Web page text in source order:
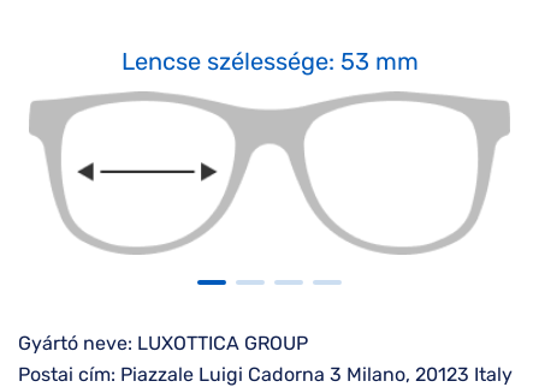
Lencse szélessége: 53 mm
Gyártó neve: LUXOTTICA GROUP
Postai cím: Piazzale Luigi Cadorna 3 Milano, 20123 Italy